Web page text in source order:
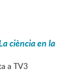
ciència en la
a TV3